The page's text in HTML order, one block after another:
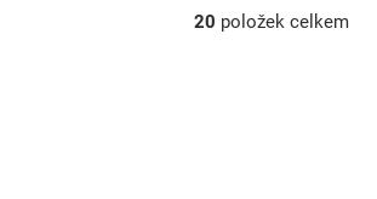
O
20 položek celkem